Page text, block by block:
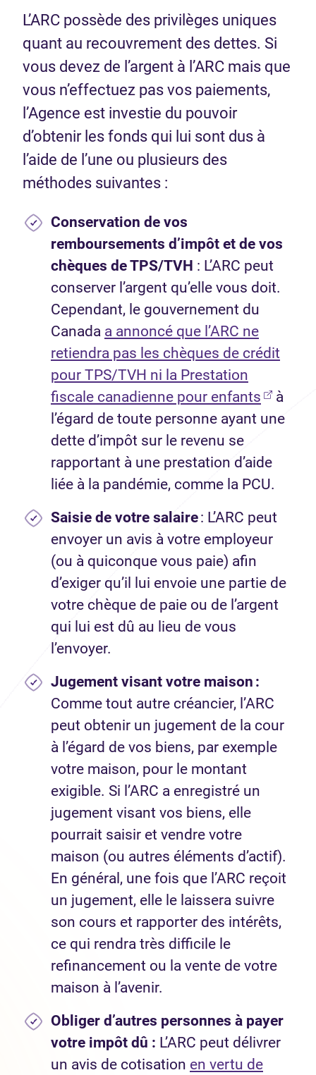
L’ARC possède des privilèges uniques
quant au recouvrement des dettes. Si
vous devez de l’argent à l’ARC mais que
vous n’effectuez pas vos paiements,
l’Agence est investie du pouvoir
d’obtenir les fonds qui lui sont dus à
l’aide de l’une ou plusieurs des
méthodes suivantes :
Conservation de vos
remboursements d’impôt et de vos
chèques de TPS/TVH : L’ARC peut
conserver l’argent qu’elle vous doit.
Cependant, le gouvernement du
Canada a annoncé que l’ARC ne
retiendra pas les chèques de crédit
pour TPS/TVH ni la Prestation
fiscale canadienne pour enfants
à
l’égard de toute personne ayant une
dette d’impôt sur le revenu se
rapportant à une prestation d’aide
liée à la pandémie, comme la PCU.
Saisie de votre salaire: L’ARC peut
envoyer un avis à votre employeur
(ou à quiconque vous paie) afin
d’exiger qu’il lui envoie une partie de
votre chèque de paie ou de l’argent
qui lui est dû au lieu de vous
l’envoyer.
Jugement visant votre maison :
Comme tout autre créancier, l’ARC
peut obtenir un jugement de la cour
à l’égard de vos biens, par exemple
votre maison, pour le montant
exigible. Si l’ARC a enregistré un
jugement visant vos biens, elle
pourrait saisir et vendre votre
maison (ou autres éléments d’actif).
En général, une fois que l’ARC reçoit
un jugement, elle le laissera suivre
son cours et rapporter des intérêts,
ce qui rendra très difficile le
refinancement ou la vente de votre
maison à l’avenir.
Obliger d’autres personnes à payer
votre impôt dû : L’ARC peut délivrer
un avis de cotisation en vertu de